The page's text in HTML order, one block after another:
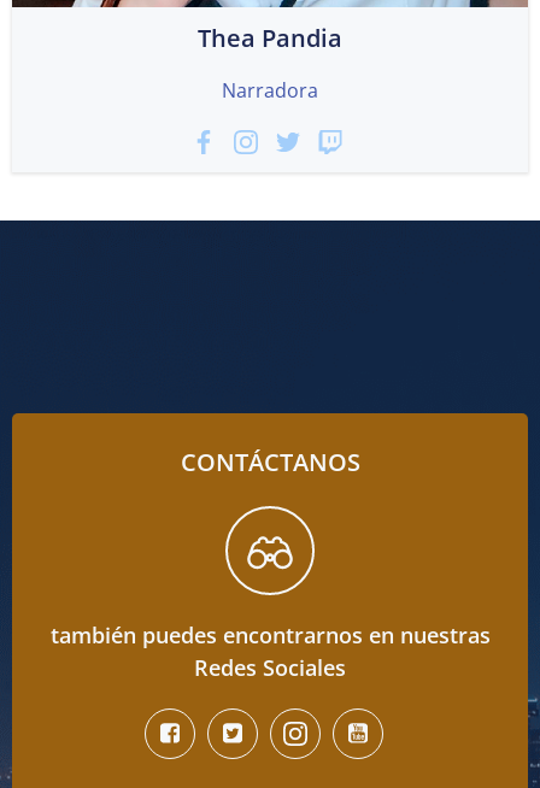
Thea Pandia
Narradora
CONTÁCTANOS
también puedes encontrarnos en nuestras
Redes Sociales